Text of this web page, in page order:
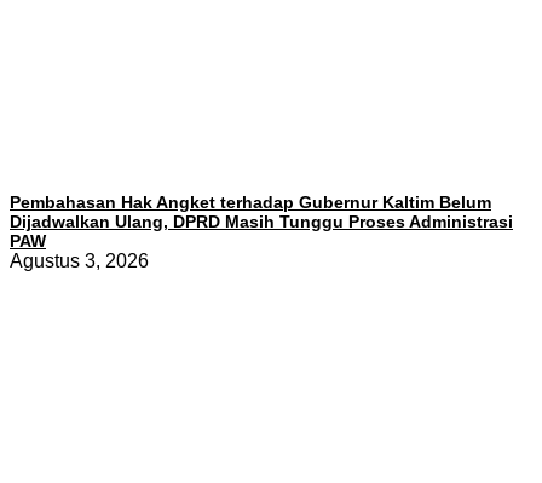
Pembahasan Hak Angket terhadap Gubernur Kaltim Belum
Dijadwalkan Ulang, DPRD Masih Tunggu Proses Administrasi
PAW
Agustus 3, 2026